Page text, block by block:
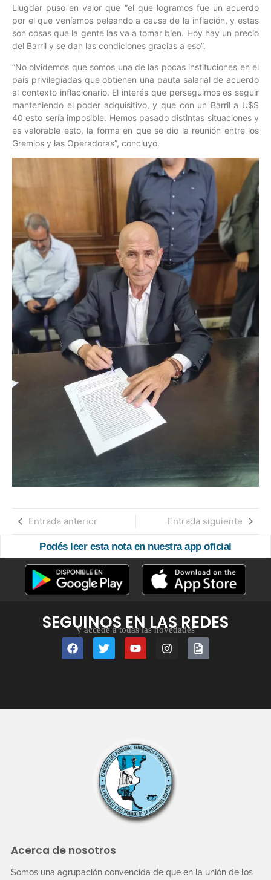
Llugdar puso en valor que “el que logramos fue un acuerdo
por el que veníamos peleando a causa de la inflación, y estas
son cosas que la gente las va a tomar bien. Hoy hay un precio
del Barril y se dan las condiciones gracias a eso”.
“No olvidemos que somos una de las pocas instituciones en el
país privilegiadas que obtienen una pauta salarial de acuerdo
al contexto inflacionario. El interés que perseguimos es seguir
manteniendo el poder adquisitivo, y que con un Barril a U$S
40 esto sería imposible. Hemos pasado distintas situaciones y
es valorable esto, la forma en que se dio la reunión entre los
Gremios y las Operadoras”, concluyó.
Entrada anterior Entrada siguiente
Podés leer esta nota en nuestra app oficial
SEGUINOS EN LAS REDES
y accedé a todas las novedades
Acerca de nosotros
Somos una agrupación convencida de que en la unión de los